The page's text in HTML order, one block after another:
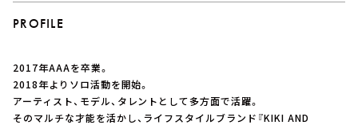
今日の番組表
週間番組表
トピックス
PROFILE
2017年AAAを卒業。
2018年よりソロ活動を開始。
アーティスト、モデル、タレントとして多方面で活躍。
そのマルチな才能を活かし、ライフスタイルブランド『KIKI AND